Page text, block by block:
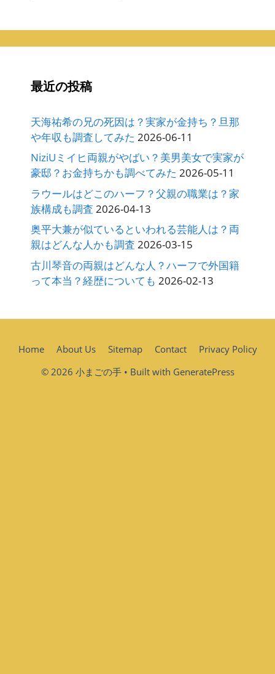
最近の投稿
天海祐希の兄の死因は？実家が金持ち？旦那
や年収も調査してみた 2026-06-11
NiziUミイヒ両親がやばい？美男美女で実家が
豪邸？お金持ちかも調べてみた 2026-05-11
ラウールはどこのハーフ？父親の職業は？家
族構成も調査 2026-04-13
奥平大兼が似ているといわれる芸能人は？両
親はどんな人かも調査 2026-03-15
古川琴音の両親はどんな人？ハーフで外国籍
って本当？経歴についても 2026-02-13
Home About Us Sitemap Contact
Privacy Policy
© 2026 小まごの手• Built with GeneratePress